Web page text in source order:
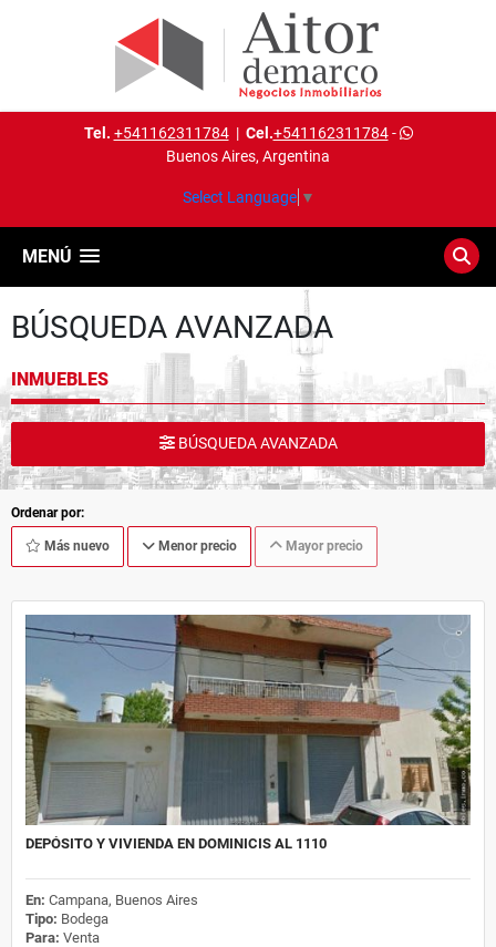
Tel. +541162311784| Cel.+541162311784-
Buenos Aires, Argentina
Select Language ▼
MENÚ
BÚSQUEDA AVANZADA
INMUEBLES
BÚSQUEDA AVANZADA
Ordenar por:
Más nuevo Menor precio Mayor precio
DEPÓSITO Y VIVIENDA EN DOMINICIS AL 1110
En: Campana, Buenos Aires
Tipo: Bodega
Para: Venta